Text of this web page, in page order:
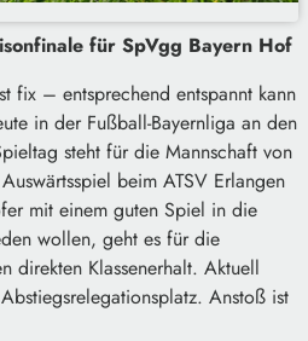
für SpVgg Bayern Hof
fix – entsprechend entspannt kann
in der Fußball-Bayernliga an den
steht für die Mannschaft von
beim ATSV Erlangen
mit einem guten Spiel in die
wollen, geht es für die
direkten Klassenerhalt. Aktuell
Anstoß ist